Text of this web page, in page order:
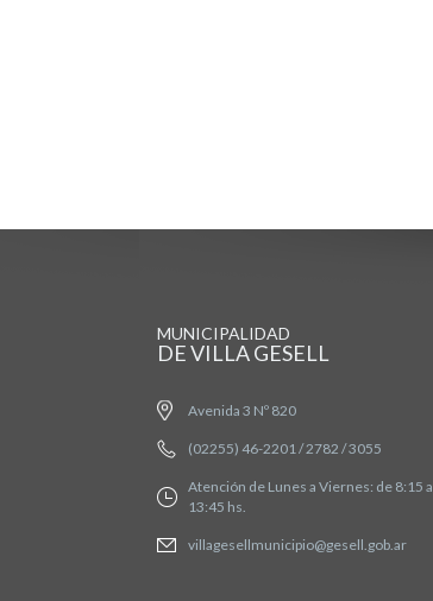
MUNICIPALIDAD
DE VILLA GESELL
Avenida 3 Nº 820
(02255) 46-2201 / 2782 / 3055
Atención de Lunes a Viernes: de 8:15 a
13:45 hs.
villagesellmunicipio@gesell.gob.ar